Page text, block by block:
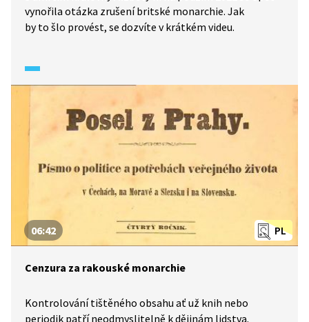
vynořila otázka zrušení britské monarchie. Jak
by to šlo provést, se dozvíte v krátkém videu.
PL
06:42
Cenzura za rakouské monarchie
Kontrolování tištěného obsahu ať už knih nebo
periodik patří neodmyslitelně k dějinám lidstva.